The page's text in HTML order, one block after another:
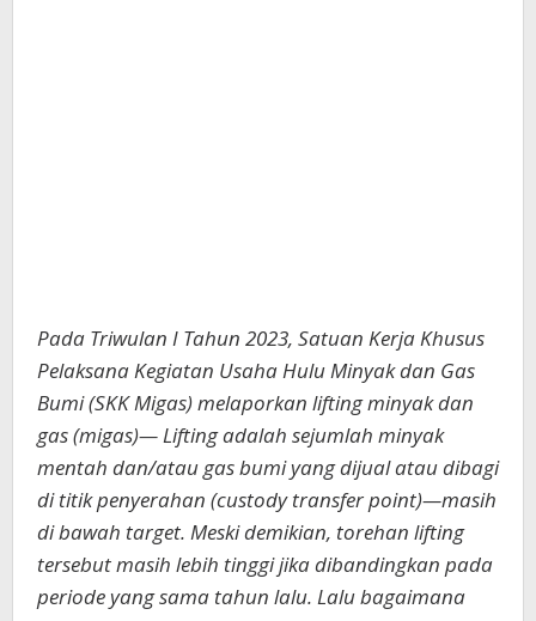
Pada Triwulan I Tahun 2023, Satuan Kerja Khusus
Pelaksana Kegiatan Usaha Hulu Minyak dan Gas
Bumi (SKK Migas) melaporkan lifting minyak dan
gas (migas)— Lifting adalah sejumlah minyak
mentah dan/atau gas bumi yang dijual atau dibagi
di titik penyerahan (custody transfer point)—masih
di bawah target. Meski demikian, torehan lifting
tersebut masih lebih tinggi jika dibandingkan pada
periode yang sama tahun lalu. Lalu bagaimana